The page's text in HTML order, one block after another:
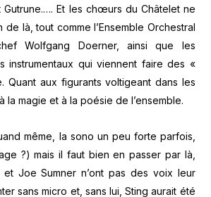
Gutrune.…. Et les chœurs du Châtelet ne
là, tout comme l’Ensemble Orchestral
Wolfgang Doerner, ainsi que les
instrumentaux qui viennent faire des «
Quant aux figurants voltigeant dans les
la magie et à la poésie de l’ensemble.
même, la sono un peu forte parfois,
?) mais il faut bien en passer par là,
et Joe Sumner n’ont pas des voix leur
sans micro et, sans lui, Sting aurait été